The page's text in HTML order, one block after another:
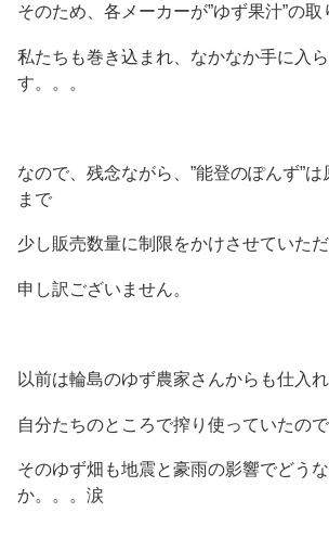
そのため、各メーカーが”ゆず果汁”の取
私たちも巻き込まれ、なかなか手に入
す。。。
なので、残念ながら、”能登のぽんず”
まで
少し販売数量に制限をかけさせていただ
申し訳ございません。
以前は輪島のゆず農家さんからも仕入れ
自分たちのところで搾り使っていたので
そのゆず畑も地震と豪雨の影響でどう
か。。。涙